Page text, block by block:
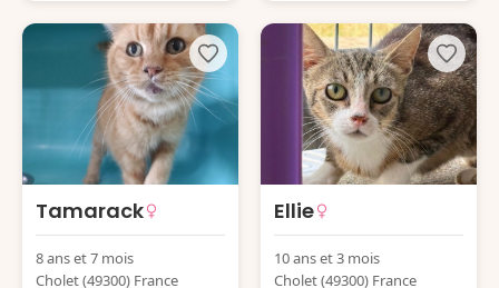
Tamarack
8 ans et 7 mois
Cholet (49300) France
Ellie
10 ans et 3 mois
Cholet (49300) France